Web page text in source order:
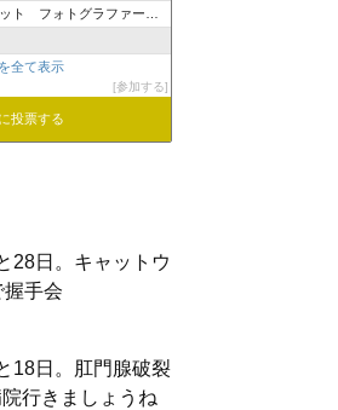
ォトグラファーズ グループ
全て表示
参加する
投票する
28日。キャットウ
握手会
18日。肛門腺破裂
行きましょうね